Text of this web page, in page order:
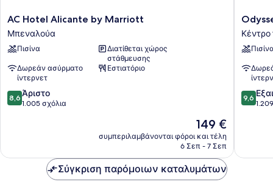
AC
Hotel
Alicante
by
Μπεναλούα
AC Hotel Alicante by Marriott
Μπεναλούα
Πισίνα
Διατίθεται χώρος
στάθμευσης
Δωρεάν ασύρματο
ίντερνετ
Εστιατόριο
8.6
στα
8,6 Άριστο
1.005 σχόλια
Η
τιμή
είναι
149 €
συμπεριλαμβάνονται φόροι και τέλη
6 Σεπ - 7 Σεπ
Rooms
Κέντρο
του
Κέντρο
9.6
στα
9,6
Σύγκριση παρόμοιων καταλυμάτων